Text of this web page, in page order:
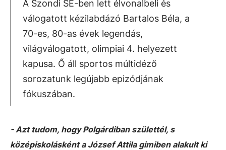
A Szondi SE-ben lett élvonalbeli és
válogatott kézilabdázó Bartalos Béla, a
70-es, 80-as évek legendás,
világválogatott, olimpiai 4. helyezett
kapusa. Ő áll sportos múltidéző
sorozatunk legújabb epizódjának
fókuszában.
- Azt tudom, hogy Polgárdiban születtél, s
középiskolásként a József Attila gimiben alakult ki